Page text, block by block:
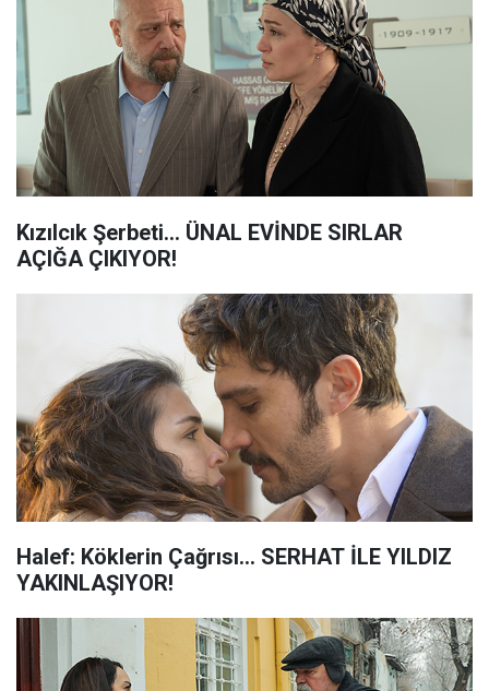
Kızılcık Şerbeti... ÜNAL EVİNDE SIRLAR
AÇIĞA ÇIKIYOR!
Halef: Köklerin Çağrısı... SERHAT İLE YILDIZ
YAKINLAŞIYOR!